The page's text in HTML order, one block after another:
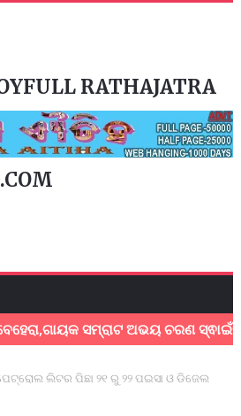
RATHAJATRA
ସମ୍ରାଟ ଅଭୟ ଚରଣ ସ୍ଵାଇଁଙ୍କ
ଲିଟର ପିଛା ୨୧ ରୁ ୨୨ ପଇସା ଓ ଡିଜେଲ